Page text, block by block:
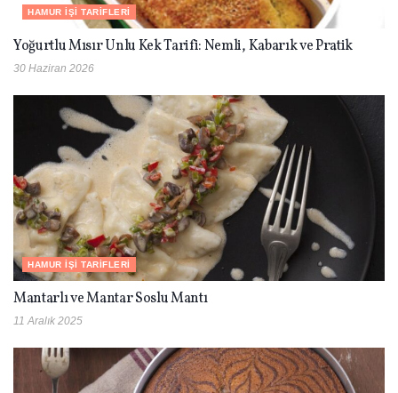
HAMUR İŞI TARIFLERI
Yoğurtlu Mısır Unlu Kek Tarifi: Nemli, Kabarık ve Pratik
30 Haziran 2026
HAMUR İŞI TARIFLERI
Mantarlı ve Mantar Soslu Mantı
11 Aralık 2025